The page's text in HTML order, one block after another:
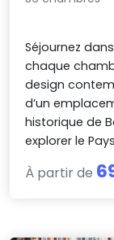
Séjournez
chaque
design
d’un
historique de
explorer le
À partir de